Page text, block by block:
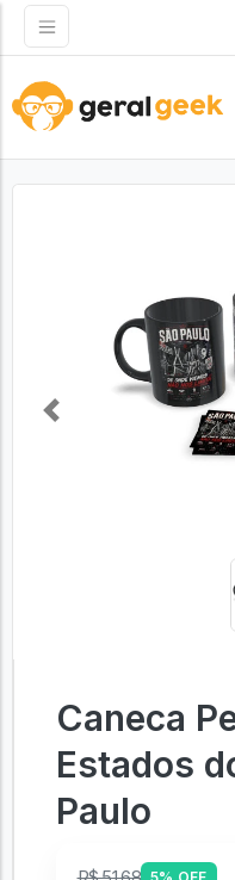
Previous
Caneca
Estados
Paulo